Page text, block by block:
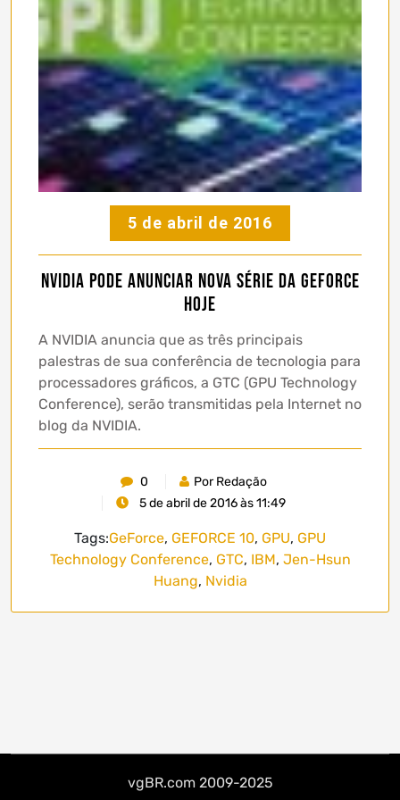
5 de abril de 2016
NVIDIA pode anunciar nova série da GEFORCE
hoje
A NVIDIA anuncia que as três principais
palestras de sua conferência de tecnologia para
processadores gráficos, a GTC (GPU Technology
Conference), serão transmitidas pela Internet no
blog da NVIDIA.
0
Por Redação
5 de abril de 2016 às 11:49
Tags:GeForce, GEFORCE 10, GPU, GPU
Technology Conference, GTC, IBM, Jen-Hsun
Huang, Nvidia
vgBR.com 2009-2025